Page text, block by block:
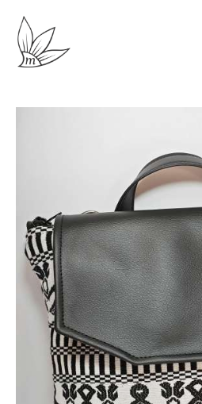
LOCAL STORES
CONTATTI